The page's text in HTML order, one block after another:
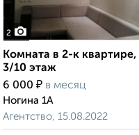
2
Комната в 2-к
3/10 этаж
6 000 ₽ в месяц
Ногина 1А
Агентство, 15.08.2022